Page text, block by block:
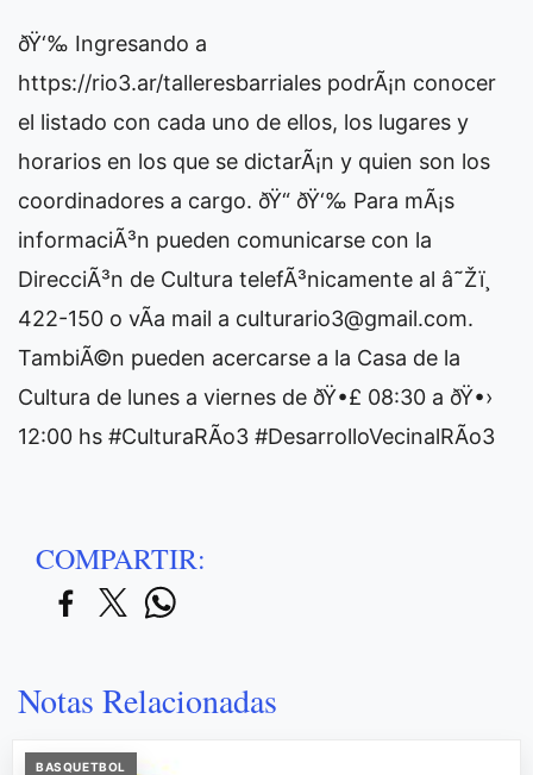
ðŸ‘‰ Ingresando a
https://rio3.ar/talleresbarriales podrÃ¡n conocer
el listado con cada uno de ellos, los lugares y
horarios en los que se dictarÃ¡n y quien son los
coordinadores a cargo. ðŸ“ ðŸ‘‰ Para mÃ¡s
informaciÃ³n pueden comunicarse con la
DirecciÃ³n de Cultura telefÃ³nicamente al â˜Žï¸
422-150 o vÃ­a mail a culturario3@gmail.com.
TambiÃ©n pueden acercarse a la Casa de la
Cultura de lunes a viernes de ðŸ•£ 08:30 a ðŸ•›
12:00 hs #CulturaRÃ­o3 #DesarrolloVecinalRÃ­o3
COMPARTIR:
Notas Relacionadas
BASQUETBOL